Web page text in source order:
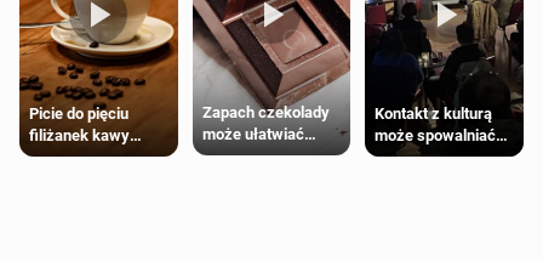
Picie do pięciu
filiżanek kawy
dziennie jest
Zapach czekolady
może ułatwiać
trening siłowy
Kontakt z kulturą
może spowalniać
starzenie